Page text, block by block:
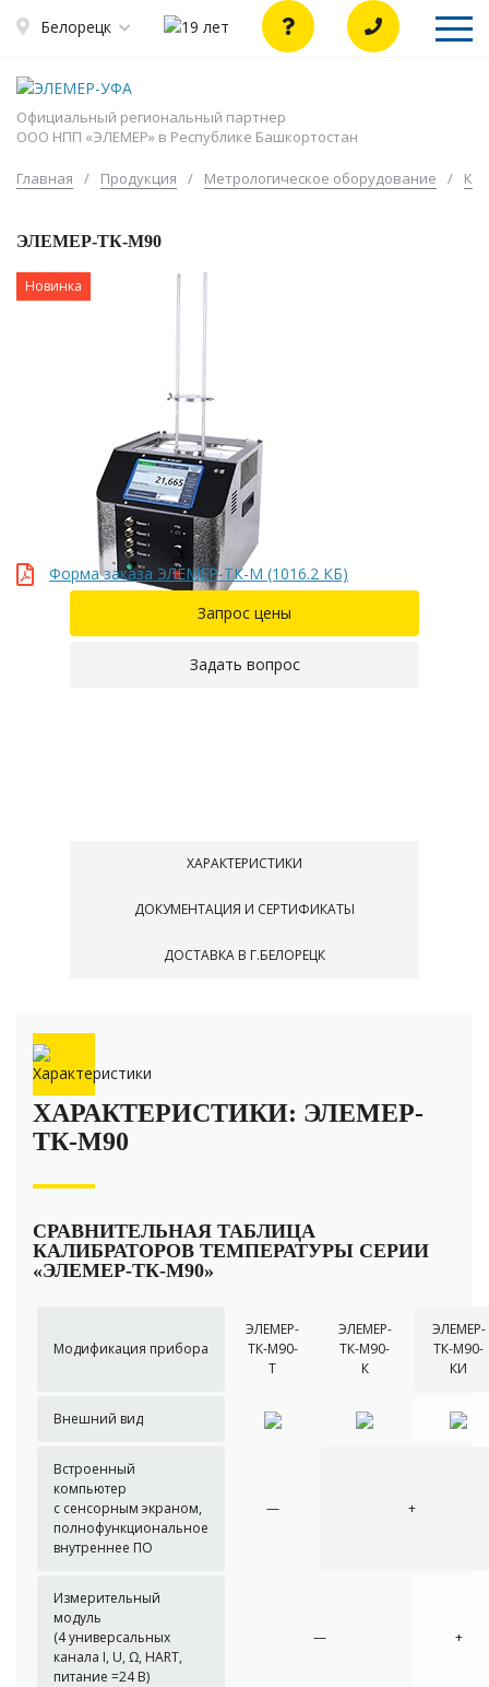
Белорецк
Официальный региональный партнер
ООО НПП «ЭЛЕМЕР» в Республике Башкортостан
Главная / Продукция / Метрологическое оборудование /
ЭЛЕМЕР-ТК-М90
Новинка
Форма заказа ЭЛЕМЕР-ТК-М (1016.2 КБ)
Запрос цены
Задать вопрос
ХАРАКТЕРИСТИКИ
ДОКУМЕНТАЦИЯ И СЕРТИФИКАТЫ
ДОСТАВКА В Г.БЕЛОРЕЦК
ХАРАКТЕРИСТИКИ: ЭЛЕМЕР-
ТК-М90
СРАВНИТЕЛЬНАЯ ТАБЛИЦА
КАЛИБРАТОРОВ ТЕМПЕРАТУРЫ СЕРИИ
«ЭЛЕМЕР-ТК-М90»
Модификация прибора
ЭЛЕМЕР-
ТК-М90-
Т
ЭЛЕМЕР-
ТК-М90-
К
ЭЛЕМЕР-
ТК-М90-
КИ
Внешний вид
Встроенный
компьютер
с сенсорным экраном,
полнофункциональное
внутреннее ПО
— +
Измерительный
модуль
(4 универсальных
канала I, U, Ω, HART,
питание =24 В)
— +